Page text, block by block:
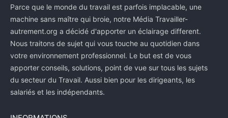
Parce que le monde du travail est parfois implacable, une
machine sans maître qui broie, notre Média Travailler-
autrement.org a décidé d'apporter un éclairage different.
Nous traitons de sujet qui vous touche au quotidien dans
votre environnement professionnel. Le but est de vous
apporter conseils, solutions, point de vue sur tous les sujets
du secteur du Travail. Aussi bien pour les dirigeants, les
salariés et les indépendants.